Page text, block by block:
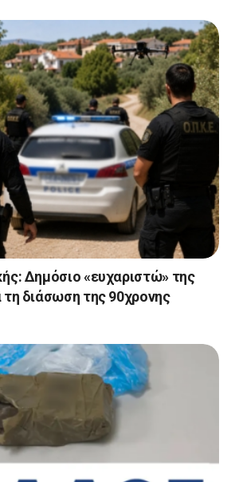
Δημόσιο «ευχαριστώ» της
τη διάσωση της 90χρονης